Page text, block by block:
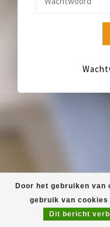
Door het gebruiken van
gebruik van
Dit bericht